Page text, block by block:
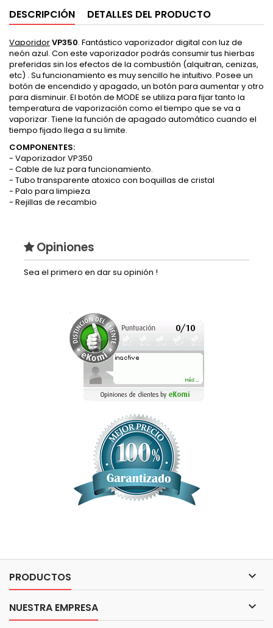
DESCRIPCIÓN DETALLES DEL PRODUCTO
VaporidorVP350. Fantástico vaporizador digital con luz de
neón azul. Con este vaporizador podrás consumir tus hierbas
preferidas sin los efectos de la combustión (alquitran, cenizas,
etc) . Su funcionamiento es muy sencillo he intuitivo. Posee un
botón de encendido y apagado, un botón para aumentar y otro
para disminuir. El botón de MODE se utiliza para fijar tanto la
temperatura de vaporización como el tiempo que se va a
vaporizar. Tiene la función de apagado automático cuando el
tiempo fijado llega a su limite.
COMPONENTES:
- Vaporizador VP350
- Cable de luz para funcionamiento.
- Tubo transparente atoxico con boquillas de cristal
- Palo para limpieza
- Rejillas de recambio
Opiniones
Sea el primero en dar su opinión !
PRODUCTOS 
NUESTRA EMPRESA 